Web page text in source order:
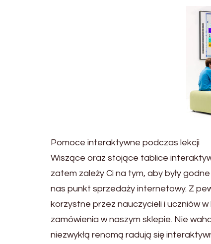
Pomoce interaktywne podczas lekcji
Wiszące oraz stojące tablice
zatem zależy Ci na tym, aby były
nas punkt sprzedaży internetowy. Z
korzystne przez nauczycieli i uczniów
zamówienia w naszym sklepie. Nie
niezwykłą renomą radują się